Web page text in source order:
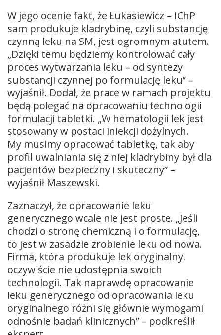
W jego ocenie fakt, że Łukasiewicz – IChP
sam produkuje kladrybinę, czyli substancję
czynną leku na SM, jest ogromnym atutem.
„Dzięki temu będziemy kontrolować cały
proces wytwarzania leku – od syntezy
substancji czynnej po formulację leku” –
wyjaśnił. Dodał, że prace w ramach projektu
będą polegać na opracowaniu technologii
formulacji tabletki. „W hematologii lek jest
stosowany w postaci iniekcji dożylnych.
My musimy opracować tabletkę, tak aby
profil uwalniania się z niej kladrybiny był dla
pacjentów bezpieczny i skuteczny” –
wyjaśnił Maszewski.
Zaznaczył, że opracowanie leku
generycznego wcale nie jest proste. „Jeśli
chodzi o stronę chemiczną i o formulację,
to jest w zasadzie zrobienie leku od nowa.
Firma, która produkuje lek oryginalny,
oczywiście nie udostępnia swoich
technologii. Tak naprawdę opracowanie
leku generycznego od opracowania leku
oryginalnego różni się głównie wymogami
odnośnie badań klinicznych” – podkreślił